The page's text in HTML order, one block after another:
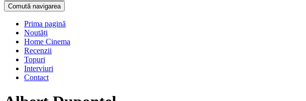
Comută navigarea
Prima pagină
Noutăți
Home Cinema
Recenzii
Topuri
Interviuri
Contact